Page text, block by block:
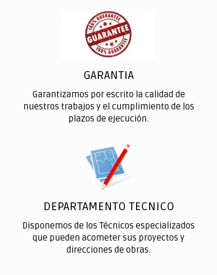
GARANTIA
Garantizamos por escrito la calidad de
nuestros trabajos y el cumplimiento de los
plazos de ejecución.
DEPARTAMENTO TECNICO
Disponemos de los Técnicos especializados
que pueden acometer sus proyectos y
direcciones de obras.